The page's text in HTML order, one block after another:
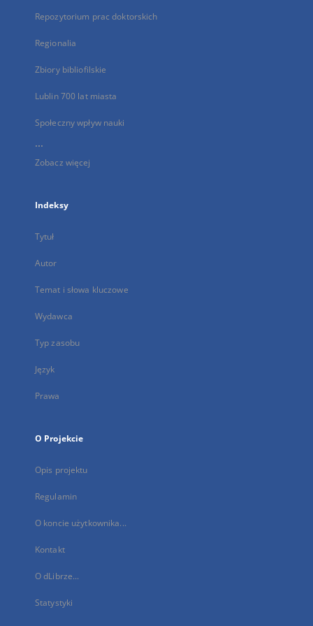
Repozytorium prac doktorskich
Regionalia
Zbiory bibliofilskie
Lublin 700 lat miasta
Społeczny wpływ nauki
...
Zobacz więcej
Indeksy
Tytuł
Autor
Temat i słowa kluczowe
Wydawca
Typ zasobu
Język
Prawa
O Projekcie
Opis projektu
Regulamin
O koncie użytkownika...
Kontakt
O dLibrze...
Statystyki